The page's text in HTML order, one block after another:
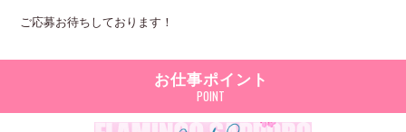
ご応募お待ちしております！
お仕事ポイント